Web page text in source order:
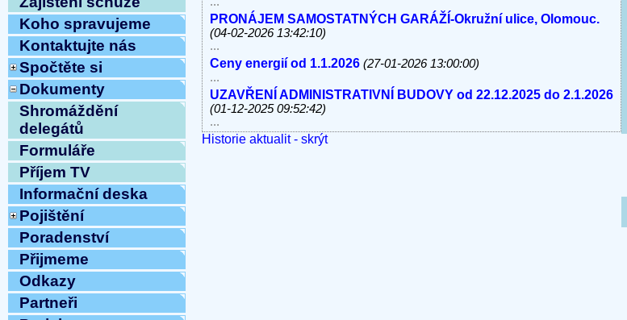
Koho spravujeme
Kontaktujte nás
Spočtěte si
Dokumenty
Shromáždění
delegátů
Formuláře
Příjem TV
Informační deska
Pojištění
Poradenství
Přijmeme
Odkazy
Partneři
PRONÁJEM SAMOSTATNÝCH GARÁŽÍ-Okružní ulice, Olomouc.
(04-02-2026 13:42:10)
...
Ceny energií od 1.1.2026 (27-01-2026 13:00:00)
...
UZAVŘENÍ ADMINISTRATIVNÍ BUDOVY od 22.12.2025 do 2.1.2026
(01-12-2025 09:52:42)
...
V úterý 11.11.2025 od 10.00 hodin do cca 13:00 pevné telefonních
Historie aktualit - skrýt